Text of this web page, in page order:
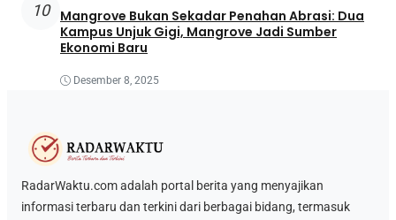
10
Mangrove Bukan Sekadar Penahan Abrasi: Dua
Kampus Unjuk Gigi, Mangrove Jadi Sumber
Ekonomi Baru
Desember 8, 2025
RadarWaktu.com adalah portal berita yang menyajikan
informasi terbaru dan terkini dari berbagai bidang, termasuk